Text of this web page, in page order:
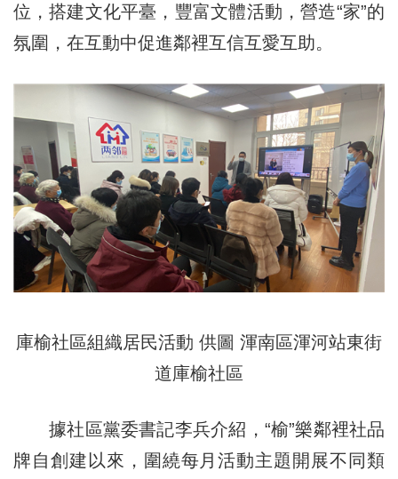
位，搭建文化平臺，豐富文體活動，營造“家”的
氛圍，在互動中促進鄰裡互信互愛互助。
庫榆社區組織居民活動 供圖 渾南區渾河站東街
道庫榆社區
據社區黨委書記李兵介紹，“榆”樂鄰裡社品
牌自創建以來，圍繞每月活動主題開展不同類